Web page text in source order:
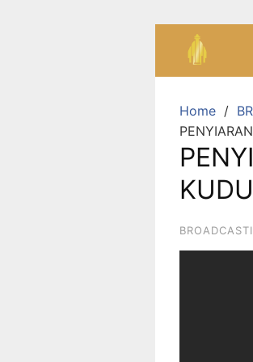
Home